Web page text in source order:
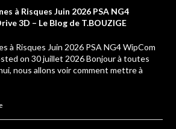
à Risques Juin 2026 PSA NG4
3D – Le Blog de T.BOUZIGE
à Risques Juin 2026 PSA NG4 WipCom
on 30 juillet 2026 Bonjour à toutes
nous allons voir comment mettre à